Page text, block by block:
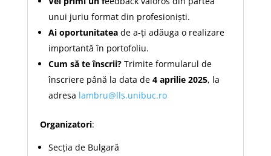
unui juriu format din profesioniști.
Ai oportunitateade a-ți adăuga o realizare
importantă în portofoliu.
Cum să te înscrii? Trimite formularul de
înscriere până la data de 4 aprilie 2025, la
adresa lambru@lls.unibuc.ro
Organizatori:
Secția de Bulgară